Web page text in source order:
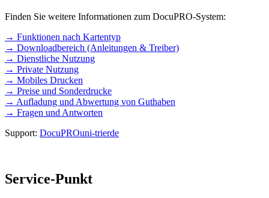
Finden Sie weitere Informationen zum DocuPRO-System:
→ Funktionen nach Kartentyp
→ Downloadbereich (Anleitungen & Treiber)
→ Dienstliche Nutzung
→ Private Nutzung
→ Mobiles Drucken
→ Preise und Sonderdrucke
→ Aufladung und Abwertung von Guthaben
→ Fragen und Antworten
Support: DocuPROuni-trierde
Service-Punkt